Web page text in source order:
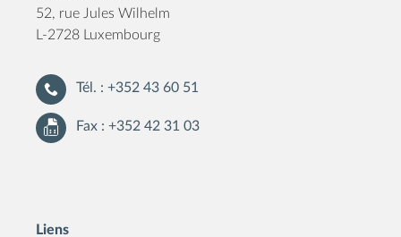
52, rue Jules Wilhelm
L-2728 Luxembourg
Tél. : +352 43 60 51
Fax : +352 42 31 03
Liens